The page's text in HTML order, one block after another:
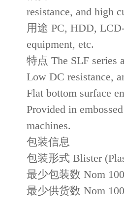
resistance, and high
用途 PC, HDD,
equipment, etc.
特点 The SLF series
Low DC resistance,
Flat bottom surface
Provided in
machines.
包装信息
包装形式 Blister
最少包装数 Nom
最少供货数 Nom